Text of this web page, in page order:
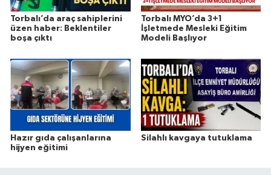
Torbalı’da araç sahiplerini
üzen haber: Beklentiler
boşa çıktı
Torbalı MYO’da 3+1
İşletmede Mesleki Eğitim
Modeli Başlıyor
Hazır gıda çalışanlarına
hijyen eğitimi
Silahlı kavgaya tutuklama